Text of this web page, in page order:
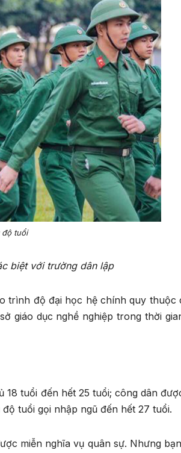
độ tuổi
biệt với trường dân lập
trình độ đại học hệ chính quy thuộc
giáo dục nghề nghiệp trong thời
18 tuổi đến hết 25 tuổi; công dân
tuổi gọi nhập ngũ đến hết 27 tuổi.
miễn nghĩa vụ quân sự. Nhưng